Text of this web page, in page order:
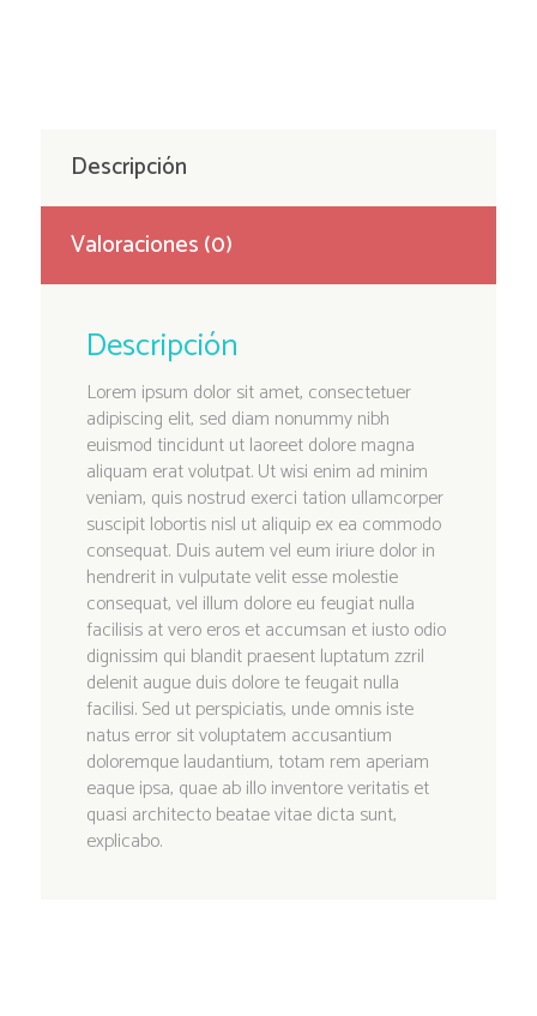
Descripción
Valoraciones (0)
Descripción
Lorem ipsum dolor sit amet, consectetuer
adipiscing elit, sed diam nonummy nibh
euismod tincidunt ut laoreet dolore magna
aliquam erat volutpat. Ut wisi enim ad minim
veniam, quis nostrud exerci tation ullamcorper
suscipit lobortis nisl ut aliquip ex ea commodo
consequat. Duis autem vel eum iriure dolor in
hendrerit in vulputate velit esse molestie
consequat, vel illum dolore eu feugiat nulla
facilisis at vero eros et accumsan et iusto odio
dignissim qui blandit praesent luptatum zzril
delenit augue duis dolore te feugait nulla
facilisi. Sed ut perspiciatis, unde omnis iste
natus error sit voluptatem accusantium
doloremque laudantium, totam rem aperiam
eaque ipsa, quae ab illo inventore veritatis et
quasi architecto beatae vitae dicta sunt,
explicabo.